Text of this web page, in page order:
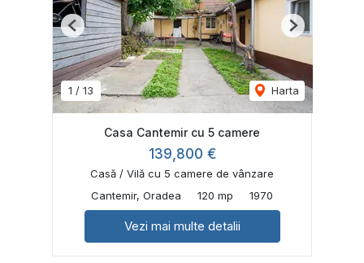
1 / 13 Harta
Previous Next
Casa Cantemir cu 5 camere
139,800 €
Casă / Vilă cu 5 camere de vânzare
Cantemir, Oradea
120 mp 1970
Vezi mai multe detalii